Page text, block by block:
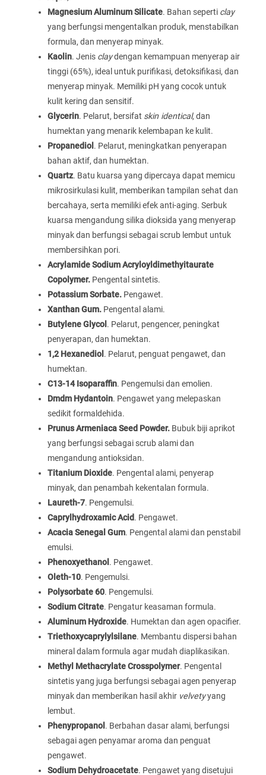
Magnesium Aluminum Silicate. Bahan seperti clay
yang berfungsi mengentalkan produk, menstabilkan
formula, dan menyerap minyak.
Kaolin. Jenis claydengan kemampuan menyerap air
tinggi (65%), ideal untuk purifikasi, detoksifikasi, dan
menyerap minyak. Memiliki pH yang cocok untuk
kulit kering dan sensitif.
Glycerin. Pelarut, bersifat skin identical, dan
humektan yang menarik kelembapan ke kulit.
Propanediol . Pelarut, meningkatkan penyerapan
bahan aktif, dan humektan.
Quartz. Batu kuarsa yang dipercaya dapat memicu
mikrosirkulasi kulit, memberikan tampilan sehat dan
bercahaya, serta memiliki efek anti-aging. Serbuk
kuarsa mengandung silika dioksida yang menyerap
minyak dan berfungsi sebagai scrub lembut untuk
membersihkan pori.
Acrylamide Sodium Acryloyldimethyitaurate
Copolymer. Pengental sintetis.
Potassium Sorbate. Pengawet.
Xanthan Gum. Pengental alami.
Butylene Glycol . Pelarut, pengencer, peningkat
penyerapan, dan humektan.
1,2 Hexanediol . Pelarut, penguat pengawet, dan
humektan.
C13-14 Isoparaffin. Pengemulsi dan emolien.
Dmdm Hydantoin. Pengawet yang melepaskan
sedikit formaldehida.
Prunus Armeniaca Seed Powder. Bubuk biji aprikot
yang berfungsi sebagai scrub alami dan
mengandung antioksidan.
Titanium Dioxide. Pengental alami, penyerap
minyak, dan penambah kekentalan formula.
Laureth-7. Pengemulsi.
Caprylhydroxamic Acid. Pengawet.
Acacia Senegal Gum. Pengental alami dan penstabil
emulsi.
Phenoxyethanol . Pengawet.
Oleth-10. Pengemulsi.
Polysorbate 60. Pengemulsi.
Sodium Citrate. Pengatur keasaman formula.
Aluminum Hydroxide. Humektan dan agen opacifier.
Triethoxycaprylylsilane. Membantu dispersi bahan
mineral dalam formula agar mudah diaplikasikan.
Methyl Methacrylate Crosspolymer. Pengental
sintetis yang juga berfungsi sebagai agen penyerap
minyak dan memberikan hasil akhir velvetyyang
lembut.
Phenypropanol . Berbahan dasar alami, berfungsi
sebagai agen penyamar aroma dan penguat
pengawet.
Sodium Dehydroacetate. Pengawet yang disetujui